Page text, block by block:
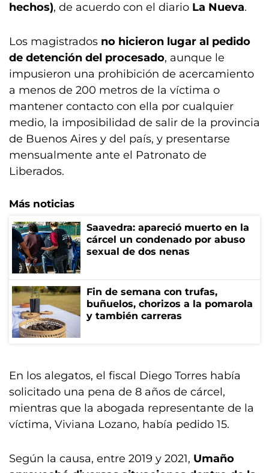
hechos), de acuerdo con el diario La Nueva.
Los magistrados no hicieron lugar al pedido
de detención del procesado, aunque le
impusieron una prohibición de acercamiento
a menos de 200 metros de la víctima o
mantener contacto con ella por cualquier
medio, la imposibilidad de salir de la provincia
de Buenos Aires y del país, y presentarse
mensualmente ante el Patronato de
Liberados.
Más noticias
Saavedra: apareció muerto en la
cárcel un condenado por abuso
sexual de dos nenas
Fin de semana con trufas,
buñuelos, chorizos a la pomarola
y también carreras
En los alegatos, el fiscal Diego Torres había
solicitado una pena de 8 años de cárcel,
mientras que la abogada representante de la
víctima, Viviana Lozano, había pedido 15.
Según la causa, entre 2019 y 2021, Umaño